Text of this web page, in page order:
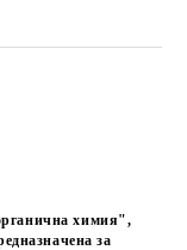
химия",
за